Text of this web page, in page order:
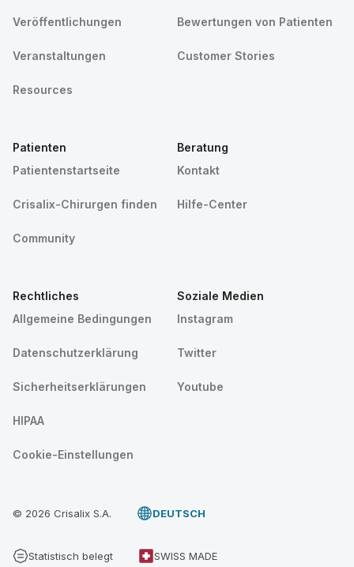
Veröffentlichungen
Veranstaltungen
Resources
Bewertungen von Patienten
Customer Stories
Patienten
Patientenstartseite
Crisalix-Chirurgen finden
Community
Beratung
Kontakt
Hilfe-Center
Rechtliches
Allgemeine Bedingungen
Datenschutzerklärung
Sicherheitserklärungen
HIPAA
Cookie-Einstellungen
Soziale Medien
Instagram
Twitter
Youtube
© 2026 Crisalix S.A. DEUTSCH
Statistisch belegt SWISS MADE